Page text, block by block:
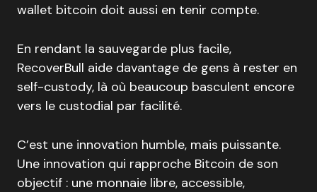
wallet bitcoin doit aussi en tenir compte.
En rendant la sauvegarde plus facile,
RecoverBull aide davantage de gens à rester en
self-custody, là où beaucoup basculent encore
vers le custodial par facilité.
C’est une innovation humble, mais puissante.
Une innovation qui rapproche Bitcoin de son
objectif : une monnaie libre, accessible,